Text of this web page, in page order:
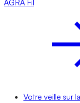
AGRA Fil
Votre veille sur